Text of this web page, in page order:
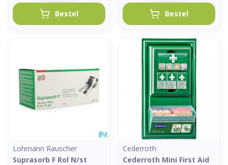
Bestel Bestel
Lohmann Rauscher
Suprasorb F Rol N/st
Cederroth
Cederroth Mini First Aid